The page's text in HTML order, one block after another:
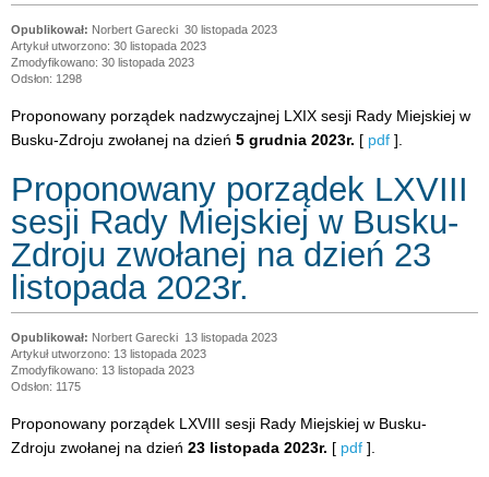
Norbert Garecki 30 listopada 2023
Artykuł utworzono: 30 listopada 2023
Zmodyfikowano: 30 listopada 2023
Odsłon: 1298
Proponowany porządek nadzwyczajnej LXIX sesji Rady Miejskiej w
Busku-Zdroju zwołanej na dzień 5 grudnia 2023r. [ pdf ].
Proponowany porządek LXVIII
sesji Rady Miejskiej w Busku-
Zdroju zwołanej na dzień 23
listopada 2023r.
Norbert Garecki 13 listopada 2023
Artykuł utworzono: 13 listopada 2023
Zmodyfikowano: 13 listopada 2023
Odsłon: 1175
Proponowany porządek LXVIII sesji Rady Miejskiej w Busku-
Zdroju zwołanej na dzień 23 listopada 2023r. [ pdf ].